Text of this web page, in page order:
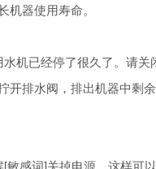
机器使用寿命。
机已经停了很久了。请关
开排水阀，排出机器中剩
敏感词]关掉电源，这样可